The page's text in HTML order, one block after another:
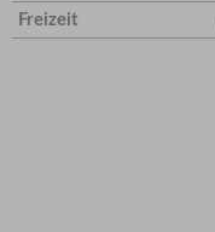
Freizeit